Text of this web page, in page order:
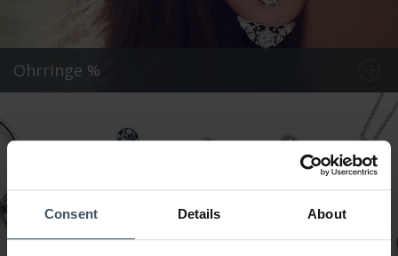
Consent Details About
Ohrringe %